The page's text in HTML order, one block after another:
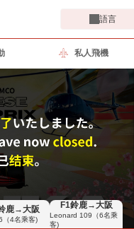
語言
私人飛機
鹿→大阪
（4名乘客)
F1鈴鹿→大阪
Leonard 109（6名乘
客)